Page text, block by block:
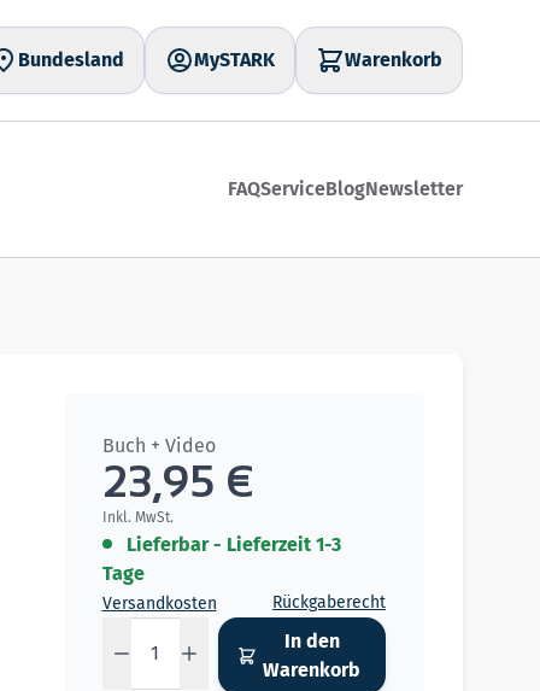
Bundesland MySTARK Warenkorb
FAQServiceBlogNewsletter
Buch + Video
23,95 €
Inkl. MwSt.
Lieferbar - Lieferzeit 1-3
Tage
Versandkosten Rückgaberecht
In den
Warenkorb